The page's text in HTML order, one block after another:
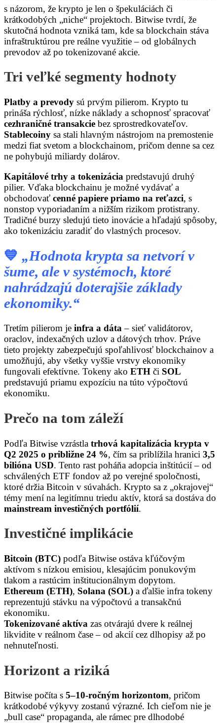
s názorom, že krypto je len o špekuláciách či
krátkodobých „niche“ projektoch. Bitwise tvrdí, že
skutočná hodnota vzniká tam, kde sa blockchain stáva
infraštruktúrou pre reálne využitie – od globálnych
prevodov až po tokenizované akcie.
Tri veľké segmenty hodnoty
Platby a prevody sú prvým pilierom. Krypto tu
prináša rýchlosť, nízke náklady a schopnosť spracovať
cezhraničné transakcie bez sprostredkovateľov.
Stablecoiny sa stali hlavným nástrojom na premostenie
medzi fiat svetom a blockchainom, pričom denne sa cez
ne pohybujú miliardy dolárov.
Kapitálové trhy a tokenizácia predstavujú druhý
pilier. Vďaka blockchainu je možné vydávať a
obchodovať cenné papiere priamo na reťazci, s
nonstop vyporiadaním a nižším rizikom protistrany.
Tradičné burzy sledujú tieto inovácie a hľadajú spôsoby,
ako tokenizáciu zaradiť do vlastných procesov.
💙 „Hodnota krypta sa netvorí v
šume, ale v systémoch, ktoré
nahrádzajú doterajšie základy
ekonomiky.“
Tretím pilierom je infra a dáta– sieť validátorov,
oraclov, indexačných uzlov a dátových trhov. Práve
tieto projekty zabezpečujú spoľahlivosť blockchainov a
umožňujú, aby všetky vyššie vrstvy ekonomiky
fungovali efektívne. Tokeny ako ETH či SOL
predstavujú priamu expozíciu na túto výpočtovú
ekonomiku.
Prečo na tom záleží
Podľa Bitwise vzrástla trhová kapitalizácia krypta v
Q2 2025 o približne 24 %, čím sa priblížila hranici 3,5
bilióna USD. Tento rast poháňa adopcia inštitúcií – od
schválených ETF fondov až po verejné spoločnosti,
ktoré držia Bitcoin v súvahách. Krypto sa z „okrajovej“
témy mení na legitímnu triedu aktív, ktorá sa dostáva do
mainstream investičných portfólií.
Investičné implikácie
Bitcoin (BTC) podľa Bitwise ostáva kľúčovým
aktívom s nízkou emisiou, klesajúcim ponukovým
tlakom a rastúcim inštitucionálnym dopytom.
Ethereum (ETH), Solana (SOL) a ďalšie infra tokeny
reprezentujú stávku na výpočtovú a transakčnú
ekonomiku.
Tokenizované aktíva zas otvárajú dvere k reálnej
likvidite v reálnom čase – od akcií cez dlhopisy až po
nehnuteľnosti.
Horizont a riziká
Bitwise počíta s 5–10-ročným horizontom, pričom
krátkodobé výkyvy zostanú výrazné. Ich cieľom nie je
„bull case“ propaganda, ale rámec pre dlhodobé